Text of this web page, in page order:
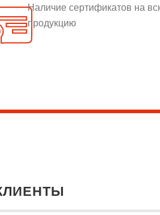
Наличие сертификатов на
продукцию